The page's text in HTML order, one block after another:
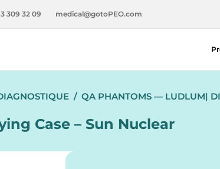
309 32 09 medical@gotoPEO.com
/ QA PHANTOMS — LUDLUM|
Case – Sun Nuclear